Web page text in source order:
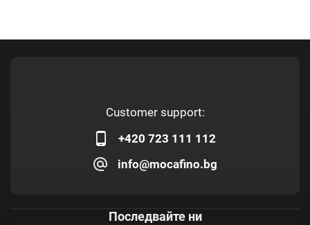
Customer support:
+420 723 111 112
info@mocafino.bg
Последвайте ни